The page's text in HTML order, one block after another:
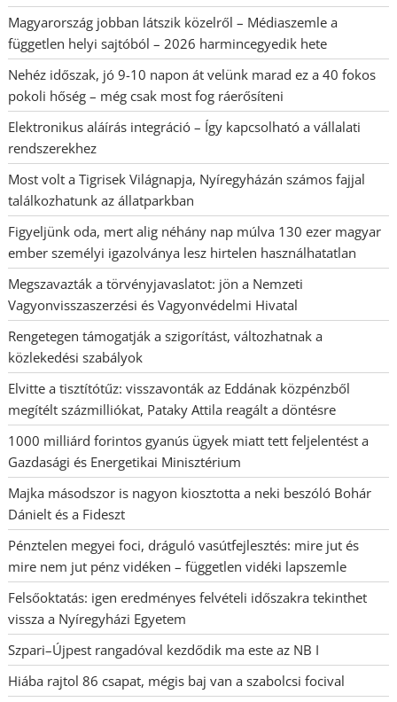
Magyarország jobban látszik közelről – Médiaszemle a
független helyi sajtóból – 2026 harmincegyedik hete
Nehéz időszak, jó 9-10 napon át velünk marad ez a 40 fokos
pokoli hőség – még csak most fog ráerősíteni
Elektronikus aláírás integráció – Így kapcsolható a vállalati
rendszerekhez
Most volt a Tigrisek Világnapja, Nyíregyházán számos fajjal
találkozhatunk az állatparkban
Figyeljünk oda, mert alig néhány nap múlva 130 ezer magyar
ember személyi igazolványa lesz hirtelen használhatatlan
Megszavazták a törvényjavaslatot: jön a Nemzeti
Vagyonvisszaszerzési és Vagyonvédelmi Hivatal
Rengetegen támogatják a szigorítást, változhatnak a
közlekedési szabályok
Elvitte a tisztítótűz: visszavonták az Eddának közpénzből
megítélt százmilliókat, Pataky Attila reagált a döntésre
1000 milliárd forintos gyanús ügyek miatt tett feljelentést a
Gazdasági és Energetikai Minisztérium
Majka másodszor is nagyon kiosztotta a neki beszóló Bohár
Dánielt és a Fideszt
Pénztelen megyei foci, dráguló vasútfejlesztés: mire jut és
mire nem jut pénz vidéken – független vidéki lapszemle
Felsőoktatás: igen eredményes felvételi időszakra tekinthet
vissza a Nyíregyházi Egyetem
Szpari–Újpest rangadóval kezdődik ma este az NB I
Hiába rajtol 86 csapat, mégis baj van a szabolcsi focival